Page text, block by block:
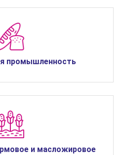
промышленность
и масложировое